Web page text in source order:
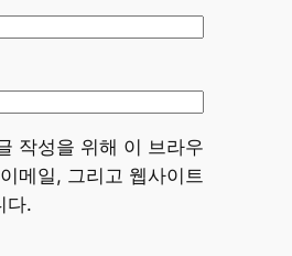
작성을 위해 이 브라우
메일, 그리고 웹사이트
다.